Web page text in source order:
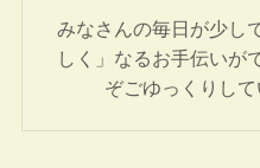
みなさんの毎日が少し
しく」なるお手伝いが
ぞごゆっくりして